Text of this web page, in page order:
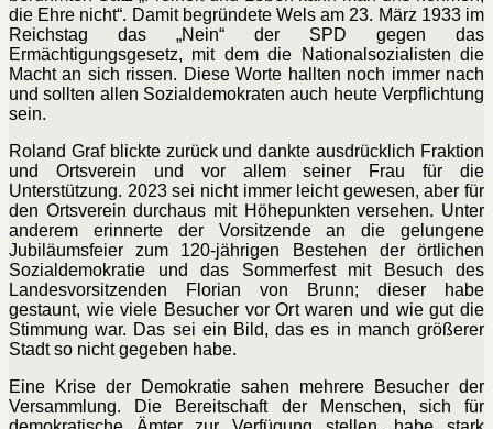
die Ehre nicht“. Damit begründete Wels am 23. März 1933 im
Reichstag das „Nein“ der SPD gegen das
Ermächtigungsgesetz, mit dem die Nationalsozialisten die
Macht an sich rissen. Diese Worte hallten noch immer nach
und sollten allen Sozialdemokraten auch heute Verpflichtung
sein.
Roland Graf blickte zurück und dankte ausdrücklich Fraktion
und Ortsverein und vor allem seiner Frau für die
Unterstützung. 2023 sei nicht immer leicht gewesen, aber für
den Ortsverein durchaus mit Höhepunkten versehen. Unter
anderem erinnerte der Vorsitzende an die gelungene
Jubiläumsfeier zum 120-jährigen Bestehen der örtlichen
Sozialdemokratie und das Sommerfest mit Besuch des
Landesvorsitzenden Florian von Brunn; dieser habe
gestaunt, wie viele Besucher vor Ort waren und wie gut die
Stimmung war. Das sei ein Bild, das es in manch größerer
Stadt so nicht gegeben habe.
Eine Krise der Demokratie sahen mehrere Besucher der
Versammlung. Die Bereitschaft der Menschen, sich für